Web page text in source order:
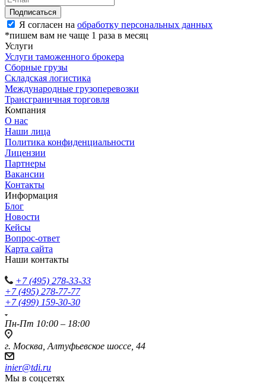
Я согласен на обработку персональных данных
*пишем вам не чаще 1 раза в месяц
Услуги
Услуги таможенного брокера
Сборные грузы
Складская логистика
Международные грузоперевозки
Трансграничная торговля
Компания
О нас
Наши лица
Политика конфиденциальности
Лицензии
Партнеры
Вакансии
Контакты
Информация
Блог
Новости
Кейсы
Вопрос-ответ
Карта сайта
Наши контакты
+7 (495) 278-33-33
+7 (495) 278-77-77
+7 (499) 159-30-30
Пн-Пт 10:00 – 18:00
г. Москва, Алтуфьевское шоссе, 44
inier@tdi.ru
Мы в соцсетях